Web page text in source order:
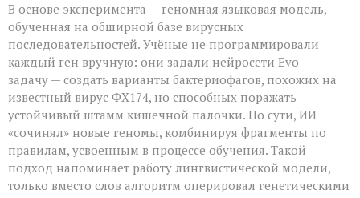
В основе эксперимента — геномная языковая модель,
обученная на обширной базе вирусных
последовательностей. Учёные не программировали
каждый ген вручную: они задали нейросети Evo
задачу — создать варианты бактериофагов, похожих на
известный вирус ФХ174, но способных поражать
устойчивый штамм кишечной палочки. По сути, ИИ
«сочинял» новые геномы, комбинируя фрагменты по
правилам, усвоенным в процессе обучения. Такой
подход напоминает работу лингвистической модели,
только вместо слов алгоритм оперировал генетическими